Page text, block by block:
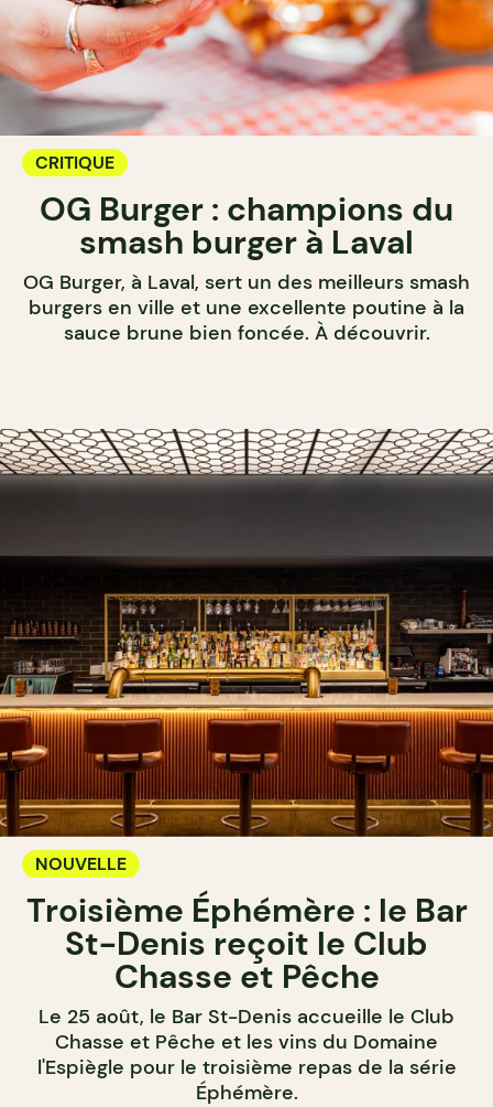
CRITIQUE
OG Burger : champions du
smash burger à Laval
OG Burger, à Laval, sert un des meilleurs smash
burgers en ville et une excellente poutine à la
sauce brune bien foncée. À découvrir.
NOUVELLE
Troisième Éphémère : le Bar
St-Denis reçoit le Club
Chasse et Pêche
Le 25 août, le Bar St-Denis accueille le Club
Chasse et Pêche et les vins du Domaine
l'Espiègle pour le troisième repas de la série
Éphémère.